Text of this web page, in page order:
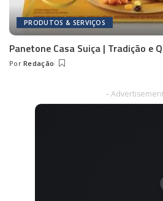
PRODUTOS & SERVIÇOS
Panetone Casa Suiça | Tradição e
Posted
Por Redação
–